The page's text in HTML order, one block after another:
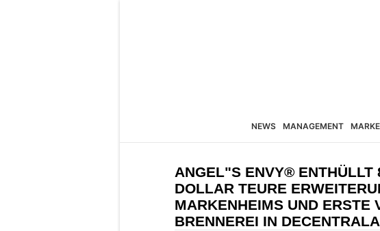
NEWS MANAGEMENT
ANGEL"S ENVY® ENTHÜLLT
DOLLAR TEURE
MARKENHEIMS UND ERSTE
BRENNEREI IN